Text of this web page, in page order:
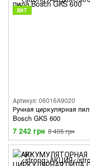
ХИТ
Артикул: 06016A9020
Ручная циркулярная
Bosch GKS 600
7 242 грн 8 406 грн